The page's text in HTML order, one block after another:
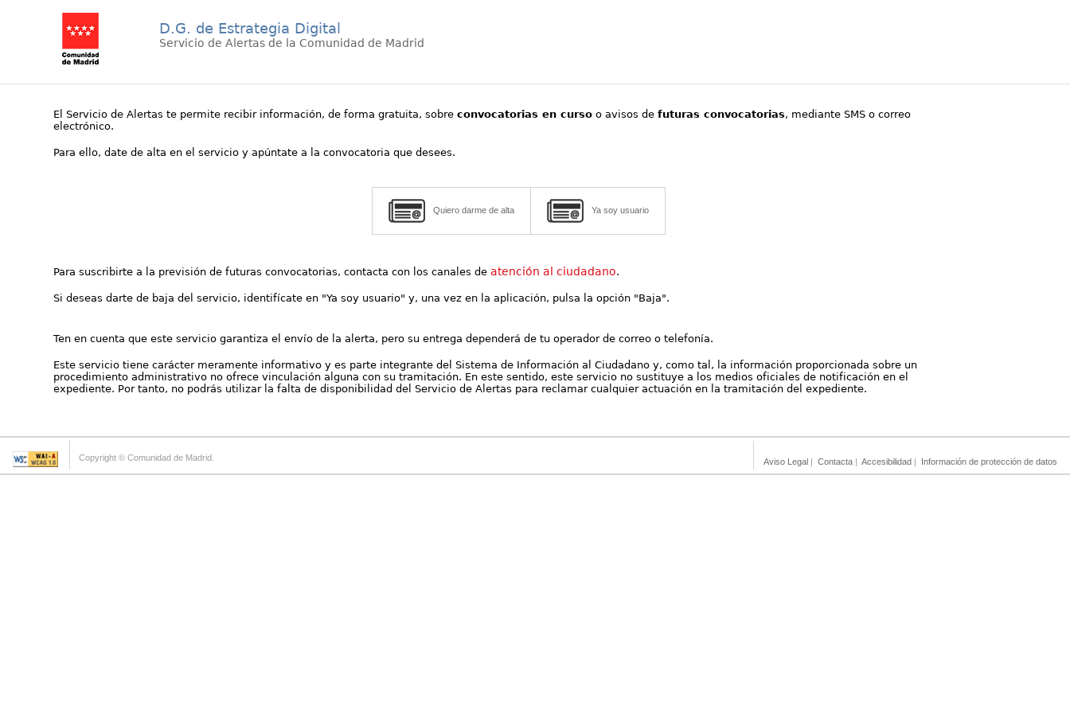
D.G. de Estrategia Digital
Servicio de Alertas de la Comunidad de Madrid
El Servicio de Alertas te permite recibir información, de forma gratuita, sobreconvocatorias en curso o avisos defuturas convocatorias, mediante SMS o correo
electrónico.
Para ello, date de alta en el servicio y apúntate a la convocatoria que desees.
Quiero darme de alta Ya soy usuario
Para suscribirte a la previsión de futuras convocatorias, contacta con los canales deatención al ciudadano.
Si deseas darte de baja del servicio, identifícate en "Ya soy usuario" y, una vez en la aplicación, pulsa la opción "Baja".
Ten en cuenta que este servicio garantiza el envío de la alerta, pero su entrega dependerá de tu operador de correo o telefonía.
Este servicio tiene carácter meramente informativo y es parte integrante del Sistema de Información al Ciudadano y, como tal, la información proporcionada sobre un
procedimiento administrativo no ofrece vinculación alguna con su tramitación. En este sentido, este servicio no sustituye a los medios oficiales de notificación en el
expediente. Por tanto, no podrás utilizar la falta de disponibilidad del Servicio de Alertas para reclamar cualquier actuación en la tramitación del expediente.
Copyright © Comunidad de Madrid. Aviso Legal | Contacta | Accesibilidad | Información de protección de datos